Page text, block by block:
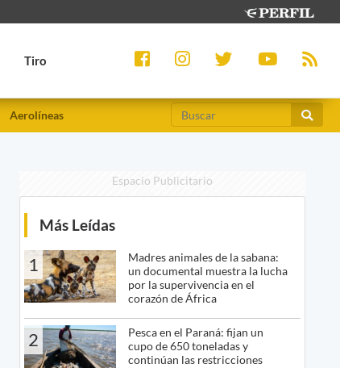
Tiro
Aerolíneas
Espacio Publicitario
Más Leídas
1
Madres animales de la sabana:
un documental muestra la lucha
por la supervivencia en el
corazón de África
2
Pesca en el Paraná: fijan un
cupo de 650 toneladas y
continúan las restricciones